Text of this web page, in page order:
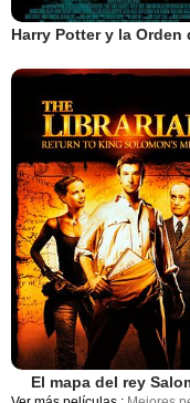
El mapa del rey